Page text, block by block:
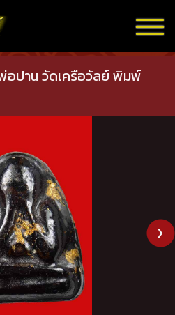
อปาน วัดเครือวัลย์ พิมพ์